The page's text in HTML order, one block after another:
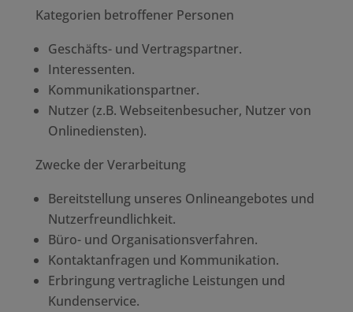
Kategorien betroffener Personen
Geschäfts- und Vertragspartner.
Interessenten.
Kommunikationspartner.
Nutzer (z.B. Webseitenbesucher, Nutzer von
Onlinediensten).
Zwecke der Verarbeitung
Bereitstellung unseres Onlineangebotes und
Nutzerfreundlichkeit.
Büro- und Organisationsverfahren.
Kontaktanfragen und Kommunikation.
Erbringung vertragliche Leistungen und
Kundenservice.